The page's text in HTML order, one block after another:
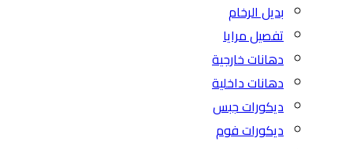
بديل الرخام
تفصيل مرايا
دهانات خارجية
دهانات داخلية
ديكورات جبس
ديكورات فوم